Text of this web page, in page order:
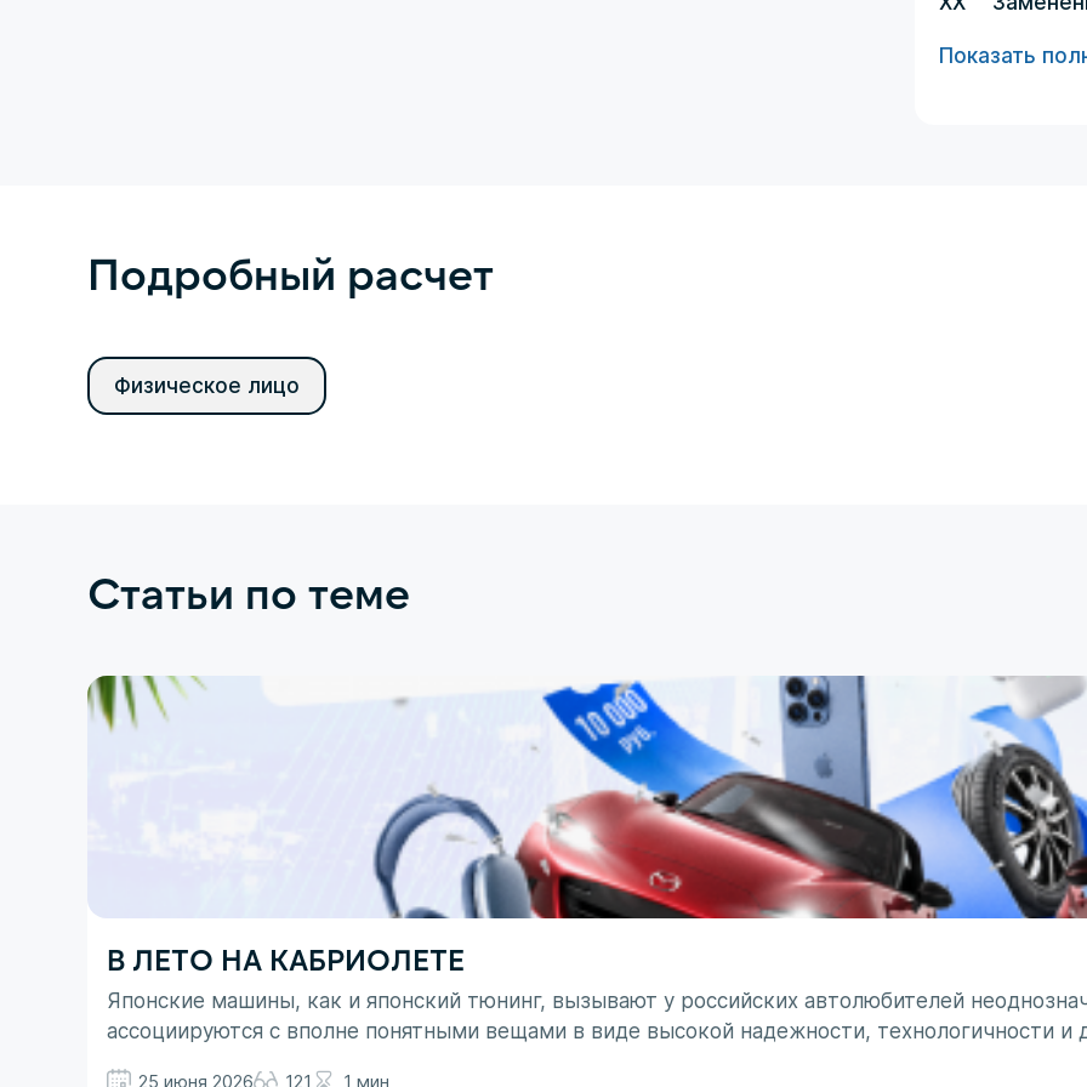
Показать
Подробный расчет
Физическое лицо
Статьи по теме
В ЛЕТО НА КАБРИОЛЕТЕ
Японские машины, как и японский тюнинг, вызывают у российских автолюбителей
ассоциируются с вполне понятными вещами в виде высокой надежности, технологичности
25 июня 2026 121 1 мин